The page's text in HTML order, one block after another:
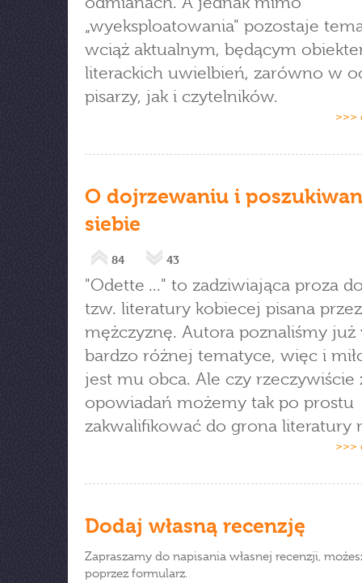
„wyeksploatowania" pozostaje
wciąż aktualnym, będącym
literackich uwielbień, zarówno w
pisarzy, jak i czytelników.
>>>
O dojrzewaniu i
siebie
84 43
"Odette ..." to zadziwiająca proza
tzw. literatury kobiecej pisana przez
mężczyznę. Autora poznaliśmy już
bardzo różnej tematyce, więc i
jest mu obca. Ale czy rzeczywiście
opowiadań możemy tak po prostu
zakwalifikować do grona literatury
>>>
Dodaj własną recenzję
Zapraszamy do napisania własnej recenzji,
poprzez formularz.